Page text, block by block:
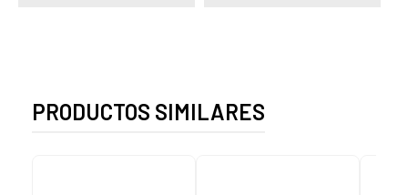
PRODUCTOS SIMILARES